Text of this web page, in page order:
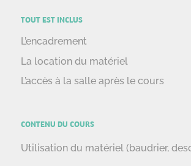
TOUT EST INCLUS
L’encadrement
La location du matériel
L’accès à la salle après le cours
CONTENU DU COURS
Utilisation du matériel (baudrier,